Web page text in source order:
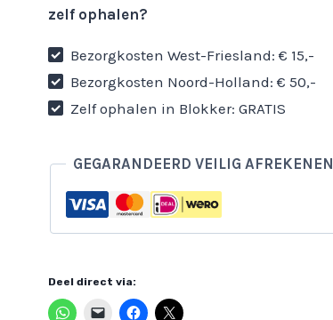
zelf ophalen?
Bezorgkosten West-Friesland: € 15,-
Bezorgkosten Noord-Holland: € 50,-
Zelf ophalen in Blokker: GRATIS
GEGARANDEERD VEILIG AFREKENEN
Deel direct via: